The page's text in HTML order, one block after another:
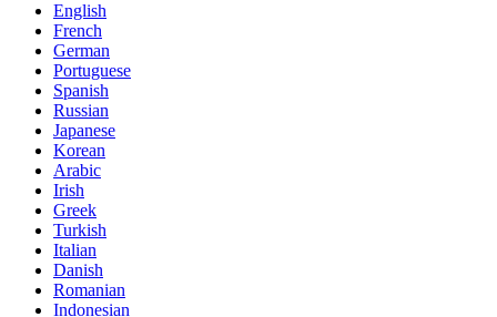
English
French
German
Portuguese
Spanish
Russian
Japanese
Korean
Arabic
Irish
Greek
Turkish
Italian
Danish
Romanian
Indonesian